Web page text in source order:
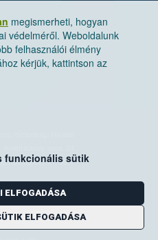
megismerheti, hogyan
védelméről. Weboldalunk
felhasználói élmény
kérjük, kattintson az
funkcionális sütik
ELFOGADÁSA
ELFOGADÁSA
biztonsági Hivatal
Budapest. Pf. 30.
80/263-244
1/ 336-9000